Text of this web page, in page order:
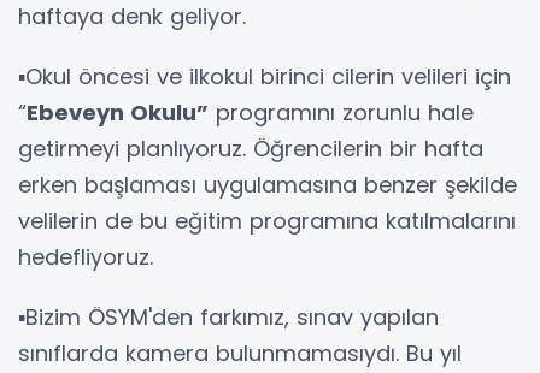
haftaya denk geliyor.
▪️Okul öncesi ve ilkokul birinci cilerin velileri için
“Ebeveyn Okulu” programını zorunlu hale
getirmeyi planlıyoruz. Öğrencilerin bir hafta
erken başlaması uygulamasına benzer şekilde
velilerin de bu eğitim programına katılmalarını
hedefliyoruz.
▪️Bizim ÖSYM'den farkımız, sınav yapılan
sınıflarda kamera bulunmamasıydı. Bu yıl